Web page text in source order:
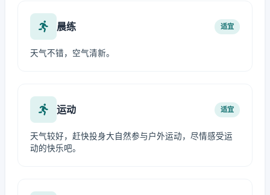
晨练 适宜
天气不错，空气清新。
运动 适宜
天气较好，赶快投身大自然参与户外运动，尽情感受运
动的快乐吧。